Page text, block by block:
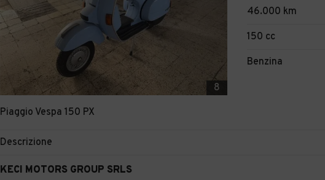
8
Piaggio Vespa 150 PX
46.000 km
150 cc
Benzina
Descrizione
KECI MOTORS GROUP SRLS